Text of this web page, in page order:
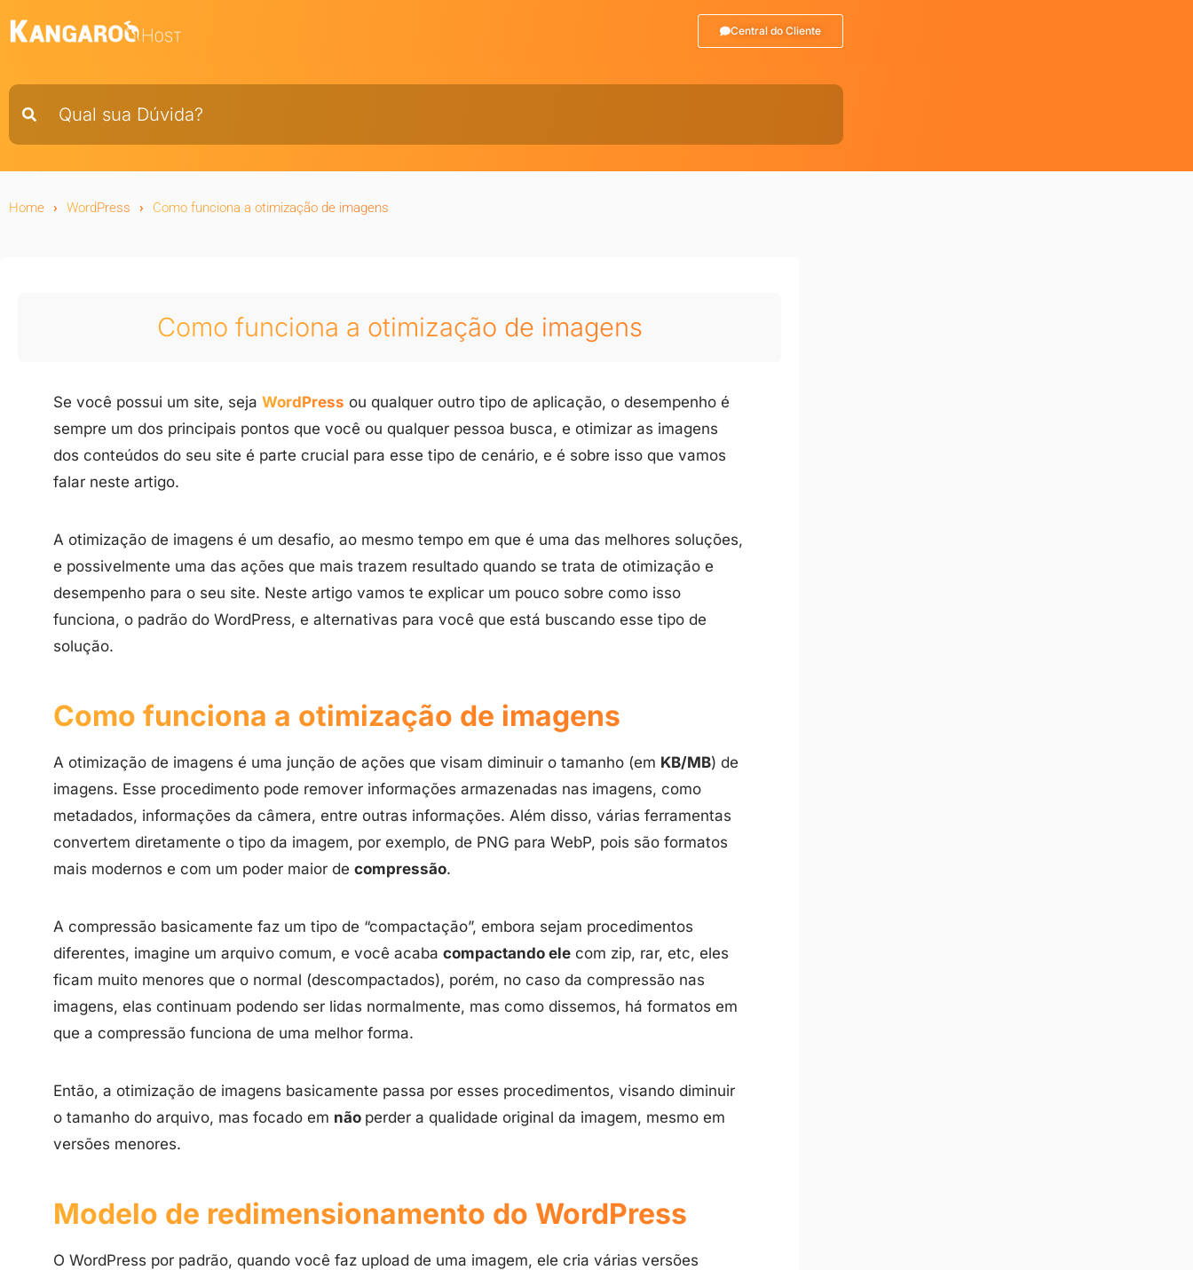
Central do Cliente
Home WordPress Como funciona a otimização de imagens
Como funciona a otimização de imagens
Se você possui um site, seja WordPress ou qualquer outro tipo de aplicação, o desempenho é
sempre um dos principais pontos que você ou qualquer pessoa busca, e otimizar as imagens
dos conteúdos do seu site é parte crucial para esse tipo de cenário, e é sobre isso que vamos
falar neste artigo.
A otimização de imagens é um desafio, ao mesmo tempo em que é uma das melhores soluções,
e possivelmente uma das ações que mais trazem resultado quando se trata de otimização e
desempenho para o seu site. Neste artigo vamos te explicar um pouco sobre como isso
funciona, o padrão do WordPress, e alternativas para você que está buscando esse tipo de
solução.
Como funciona a otimização de imagens
A otimização de imagens é uma junção de ações que visam diminuir o tamanho (em KB/MB) de
imagens. Esse procedimento pode remover informações armazenadas nas imagens, como
metadados, informações da câmera, entre outras informações. Além disso, várias ferramentas
convertem diretamente o tipo da imagem, por exemplo, de PNG para WebP, pois são formatos
mais modernos e com um poder maior de compressão.
A compressão basicamente faz um tipo de “compactação”, embora sejam procedimentos
diferentes, imagine um arquivo comum, e você acaba compactando ele com zip, rar, etc, eles
ficam muito menores que o normal (descompactados), porém, no caso da compressão nas
imagens, elas continuam podendo ser lidas normalmente, mas como dissemos, há formatos em
que a compressão funciona de uma melhor forma.
Então, a otimização de imagens basicamente passa por esses procedimentos, visando diminuir
o tamanho do arquivo, mas focado em não perder a qualidade original da imagem, mesmo em
versões menores.
Modelo de redimensionamento do WordPress
O WordPress por padrão, quando você faz upload de uma imagem, ele cria várias versões